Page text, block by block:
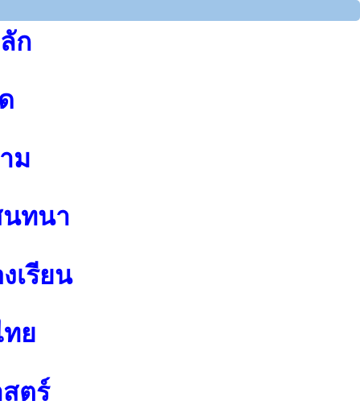
ก
ม
ทนา
เรียน
ย
ตร์